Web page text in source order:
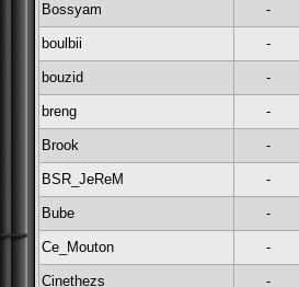
Bossyam -
boulbii -
bouzid -
breng -
Brook -
BSR_JeReM -
Bube -
Ce_Mouton -
Cinethezs -